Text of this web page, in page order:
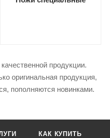
качественной продукции.
оригинальная продукция,
пополняются новинками.
КАК КУПИТЬ